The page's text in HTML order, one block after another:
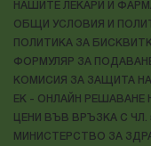
НАШИТЕ ЛЕКАРИ И
ОБЩИ УСЛОВИЯ И
ПОЛИТИКА ЗА
ФОРМУЛЯР ЗА
КОМИСИЯ ЗА ЗАЩИТА
ЕК - ОНЛАЙН РЕШАВАНЕ
ЦЕНИ ВЪВ ВРЪЗКА С ЧЛ.
МИНИСТЕРСТВО ЗА